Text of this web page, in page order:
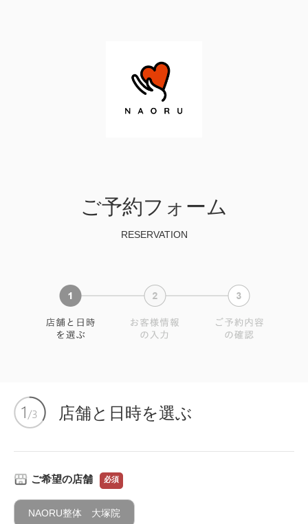
ご予約フォーム
RESERVATION
店舗と日時を選ぶ
ご希望の店舗 必須
NAORU整体 大塚院